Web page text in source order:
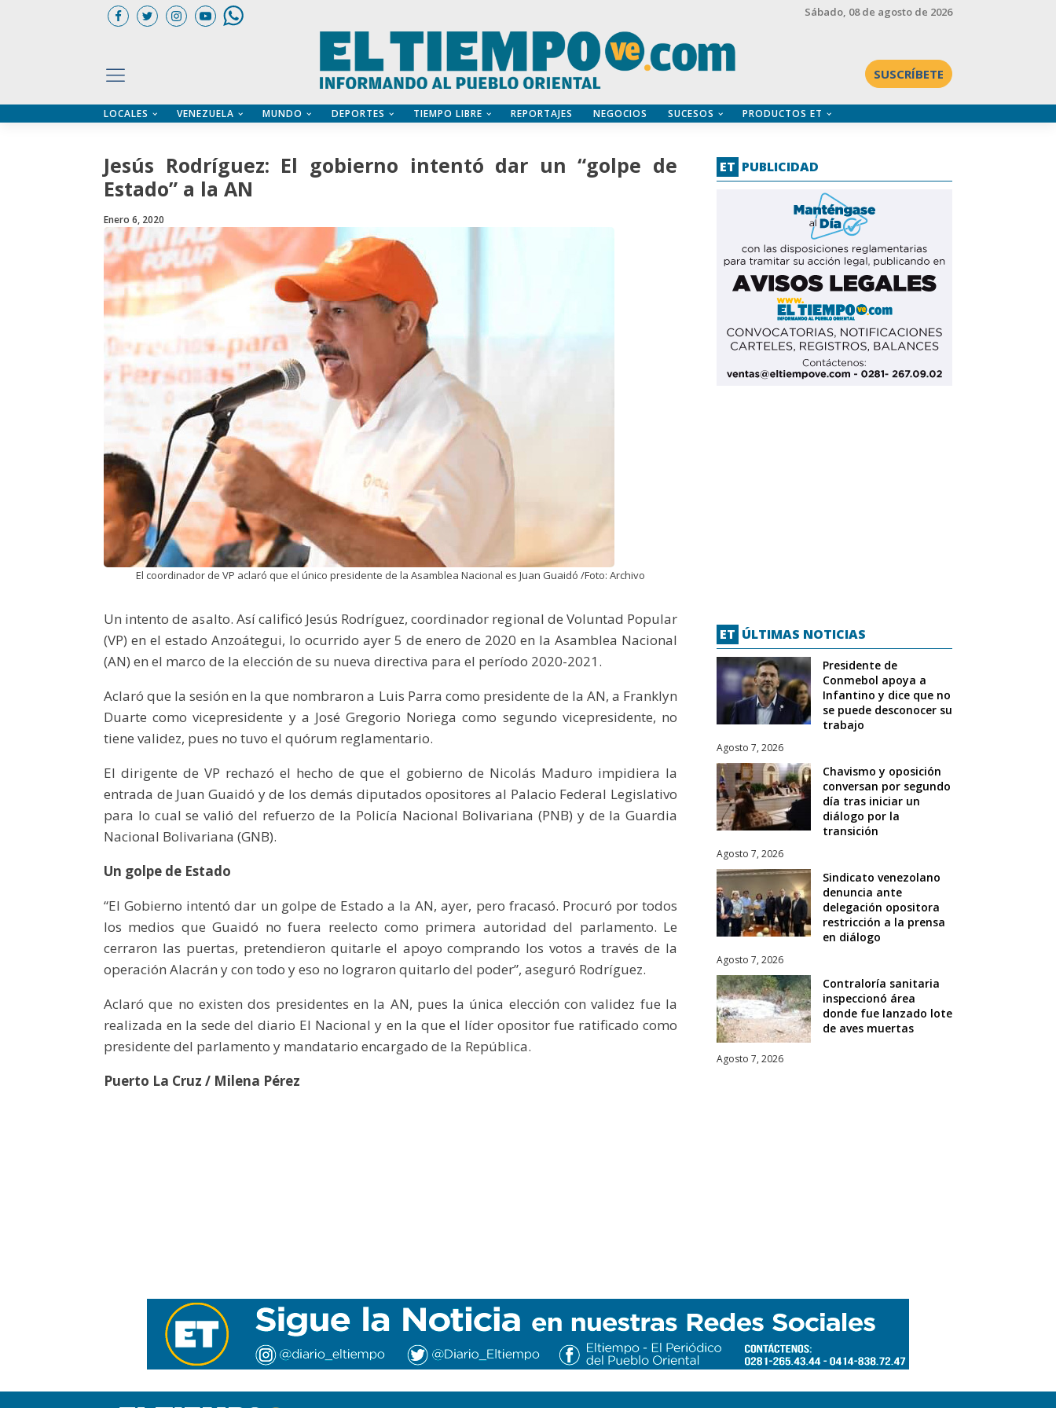
Sábado, 08 de agosto de 2026
SUSCRÍBETE
LOCALES VENEZUELA MUNDO DEPORTES TIEMPO LIBRE REPORTAJES NEGOCIOS SUCESOS PRODUCTOS ET
Jesús Rodríguez: El gobierno intentó dar un “golpe de
Estado” a la AN
Enero 6, 2020
El coordinador de VP aclaró que el único presidente de la Asamblea Nacional es Juan Guaidó /Foto: Archivo
Un intento de asalto. Así calificó Jesús Rodríguez, coordinador regional de Voluntad Popular
(VP) en el estado Anzoátegui, lo ocurrido ayer 5 de enero de 2020 en la Asamblea Nacional
(AN) en el marco de la elección de su nueva directiva para el período 2020-2021.
Aclaró que la sesión en la que nombraron a Luis Parra como presidente de la AN, a Franklyn
Duarte como vicepresidente y a José Gregorio Noriega como segundo vicepresidente, no
tiene validez, pues no tuvo el quórum reglamentario.
El dirigente de VP rechazó el hecho de que el gobierno de Nicolás Maduro impidiera la
entrada de Juan Guaidó y de los demás diputados opositores al Palacio Federal Legislativo
para lo cual se valió del refuerzo de la Policía Nacional Bolivariana (PNB) y de la Guardia
Nacional Bolivariana (GNB).
Un golpe de Estado
“El Gobierno intentó dar un golpe de Estado a la AN, ayer, pero fracasó. Procuró por todos
los medios que Guaidó no fuera reelecto como primera autoridad del parlamento. Le
cerraron las puertas, pretendieron quitarle el apoyo comprando los votos a través de la
operación Alacrán y con todo y eso no lograron quitarlo del poder”, aseguró Rodríguez.
Aclaró que no existen dos presidentes en la AN, pues la única elección con validez fue la
realizada en la sede del diario El Nacional y en la que el líder opositor fue ratificado como
presidente del parlamento y mandatario encargado de la República.
Puerto La Cruz / Milena Pérez
ET PUBLICIDAD
ET ÚLTIMAS NOTICIAS
Presidente de
Conmebol apoya a
Infantino y dice que no
se puede desconocer su
trabajo
Agosto 7, 2026
Chavismo y oposición
conversan por segundo
día tras iniciar un
diálogo por la
transición
Agosto 7, 2026
Sindicato venezolano
denuncia ante
delegación opositora
restricción a la prensa
en diálogo
Agosto 7, 2026
Contraloría sanitaria
inspeccionó área
donde fue lanzado lote
de aves muertas
Agosto 7, 2026